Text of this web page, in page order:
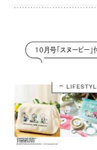
10月号「スヌーピー